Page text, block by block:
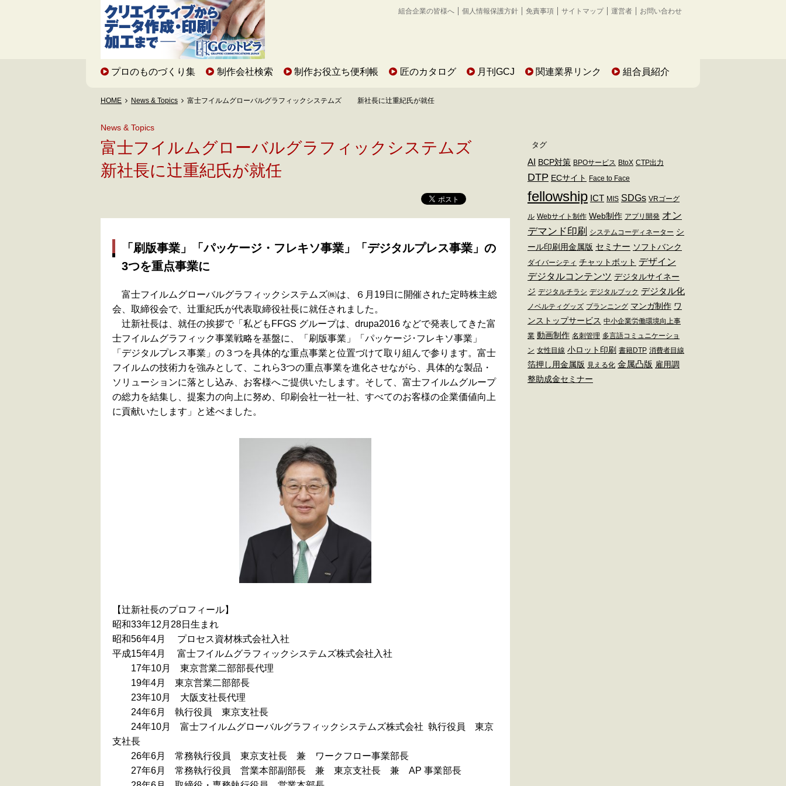
組合企業の皆様へ 個人情報保護方針 免責事項 サイトマップ 運営者 お問い合わせ
プロのものづくり集 制作会社検索 制作お役立ち便利帳 匠のカタログ 月刊GCJ 関連業界リンク 組合員紹介
HOME News & Topics 富士フイルムグローバルグラフィックシステムズ 新社長に辻重紀氏が就任
News & Topics
富士フイルムグローバルグラフィックシステムズ
新社長に辻重紀氏が就任
「刷版事業」「パッケージ・フレキソ事業」「デジタルプレス事業」の
3つを重点事業に
富士フイルムグローバルグラフィックシステムズ㈱は、６月19日に開催された定時株主総
会、取締役会で、辻重紀氏が代表取締役社長に就任されました。
辻新社長は、就任の挨拶で「私どもFFGS グループは、drupa2016 などで発表してきた富
士フイルムグラフィック事業戦略を基盤に、「刷版事業」「パッケージ･フレキソ事業」
「デジタルプレス事業」の３つを具体的な重点事業と位置づけて取り組んで参ります。富士
フイルムの技術力を強みとして、これら3つの重点事業を進化させながら、具体的な製品・
ソリューションに落とし込み、お客様へご提供いたします。そして、富士フイルムグループ
の総力を結集し、提案力の向上に努め、印刷会社一社一社、すべてのお客様の企業価値向上
に貢献いたします」と述べました。
【辻新社長のプロフィール】
昭和33年12月28日生まれ
昭和56年4月 プロセス資材株式会社入社
平成15年4月 富士フイルムグラフィックシステムズ株式会社入社
17年10月 東京営業二部部長代理
19年4月 東京営業二部部長
23年10月 大阪支社長代理
24年6月 執行役員 東京支社長
24年10月 富士フイルムグローバルグラフィックシステムズ株式会社 執行役員 東京
支社長
26年6月 常務執行役員 東京支社長 兼 ワークフロー事業部長
27年6月 常務執行役員 営業本部副部長 兼 東京支社長 兼 AP 事業部長
タグ
AI BCP対策 BPOサービス BtoX CTP出力
DTP ECサイト Face to Face
fellowship ICT MIS SDGs VRゴーグ
ル Webサイト制作 Web制作 アプリ開発 オン
デマンド印刷
システムコーディネーター シ
ール印刷用金属版 セミナー ソフトバンク
ダイバーシティ チャットボット デザイン
デジタルコンテンツ デジタルサイネー
ジ デジタルチラシ デジタルブック デジタル化
ノベルティグッズ プランニング マンガ制作 ワ
ンストップサービス 中小企業労働環境向上事
業 動画制作 名刺管理 多言語コミュニケーショ
ン 女性目線 小ロット印刷 書籍DTP 消費者目線
箔押し用金属版 見える化 金属凸版 雇用調
整助成金セミナー